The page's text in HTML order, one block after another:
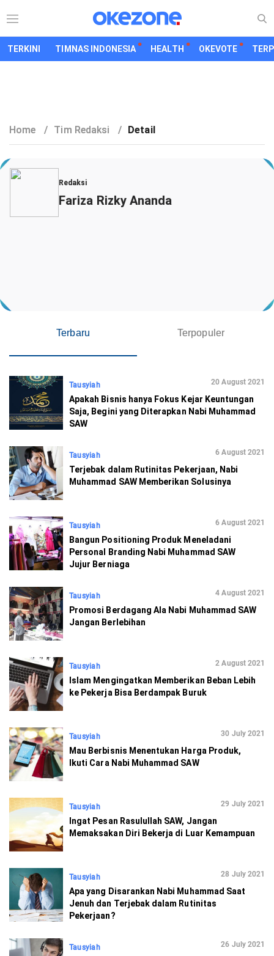
TERKINI TIMNAS INDONESIA HEALTH OKEVOTE
Home / Tim Redaksi / Detail
Redaksi
Fariza Rizky Ananda
Terbaru Terpopuler
Tausyiah 20 August 2021
Apakah Bisnis hanya Fokus Kejar Keuntungan
Saja, Begini yang Diterapkan Nabi Muhammad
SAW
Tausyiah 6 August 2021
Terjebak dalam Rutinitas Pekerjaan, Nabi
Muhammad SAW Memberikan Solusinya
Tausyiah 6 August 2021
Bangun Positioning Produk Meneladani
Personal Branding Nabi Muhammad SAW
Jujur Berniaga
Tausyiah 4 August 2021
Promosi Berdagang Ala Nabi Muhammad SAW
Jangan Berlebihan
Tausyiah 2 August 2021
Islam Mengingatkan Memberikan Beban Lebih
ke Pekerja Bisa Berdampak Buruk
Tausyiah 30 July 2021
Mau Berbisnis Menentukan Harga Produk,
Ikuti Cara Nabi Muhammad SAW
Tausyiah 29 July 2021
Ingat Pesan Rasulullah SAW, Jangan
Memaksakan Diri Bekerja di Luar Kemampuan
Tausyiah 28 July 2021
Apa yang Disarankan Nabi Muhammad Saat
Jenuh dan Terjebak dalam Rutinitas
Pekerjaan?
Tausyiah 26 July 2021